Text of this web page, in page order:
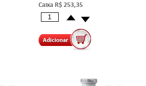
Caixa R$ 253,35